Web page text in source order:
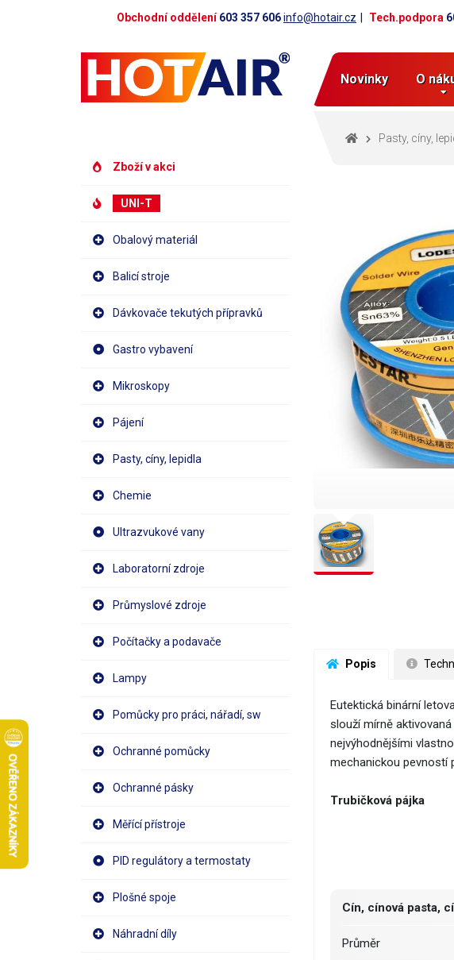
Obchodní oddělení603 357 606info@hotair.cz Tech.podpora
Novinky O
Zboží v akci
UNI-T
Obalový materiál
Balicí stroje
Dávkovače tekutých přípravků
Gastro vybavení
Mikroskopy
Pájení
Pasty, cíny, lepidla
Chemie
Ultrazvukové vany
Laboratorní zdroje
Průmyslové zdroje
Počítačky a podavače
Lampy
Pomůcky pro práci, nářadí, sw
Ochranné pomůcky
Ochranné pásky
Měřící přístroje
PID regulátory a termostaty
Plošné spoje
Náhradní díly
Pasty, cíny,
Popis
Eutektická binární
slouží mírně
nejvýhodnějšími
mechanickou pevností
Trubičková pájka
Cín, cínová pasta,
Průměr